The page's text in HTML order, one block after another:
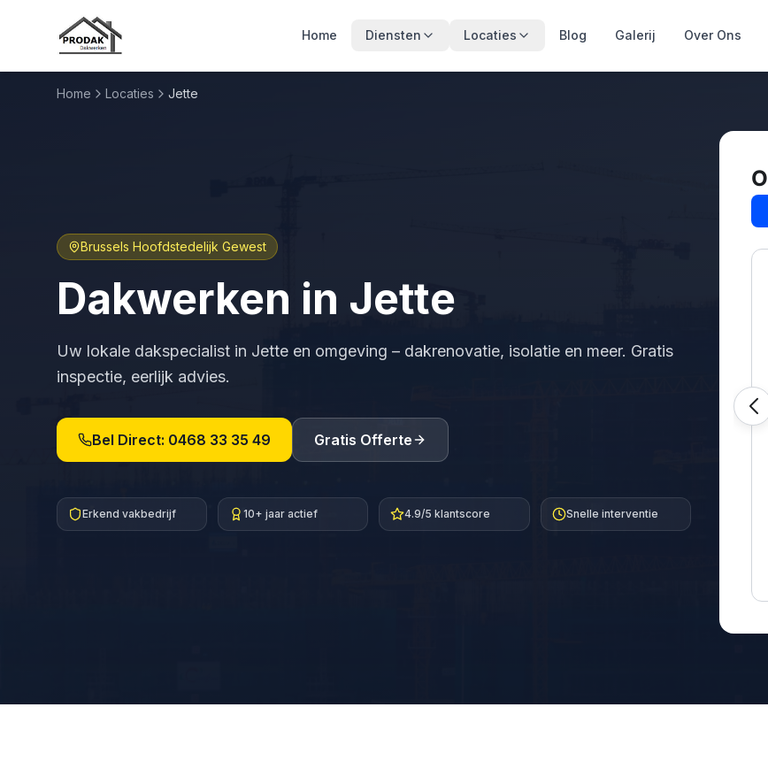
Home Diensten Locaties Blog Galerij Over Ons
Home Locaties Jette
Brussels Hoofdstedelijk Gewest
Dakwerken in Jette
Uw lokale dakspecialist in Jette en omgeving – dakrenovatie, isolatie en meer. Gratis
inspectie, eerlijk advies.
Bel Direct: 0468 33 35 49 Gratis Offerte
Erkend vakbedrijf 10+ jaar actief 4.9/5 klantscore Snelle interventie